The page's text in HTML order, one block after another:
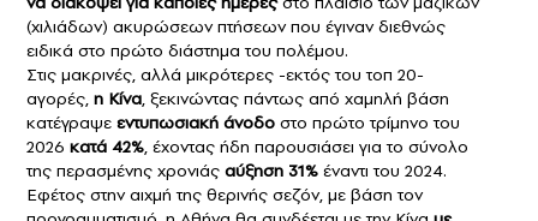
(χιλιάδων) ακυρώσεων πτήσεων που έγιναν διεθνώς
ειδικά στο πρώτο διάστημα του πολέμου.
Στις μακρινές, αλλά μικρότερες -εκτός του τοπ 20-
αγορές, η Κίνα, ξεκινώντας πάντως από χαμηλή βάση
κατέγραψε εντυπωσιακή άνοδο στο πρώτο τρίμηνο του
2026 κατά 42%, έχοντας ήδη παρουσιάσει για το σύνολο
της περασμένης χρονιάς αύξηση 31% έναντι του 2024.
Εφέτος στην αιχμή της θερινής σεζόν, με βάση τον